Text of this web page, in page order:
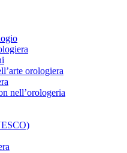
orologiera
nell’orologeria